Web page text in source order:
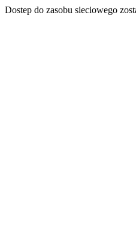
Dostep do zasobu sieciowego